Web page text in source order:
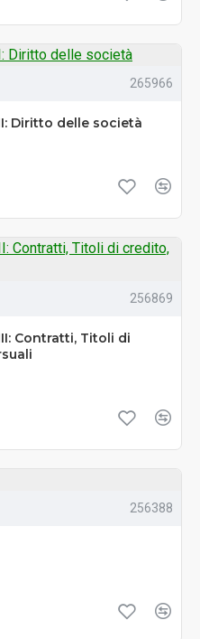
265966
Diritto delle società
256869
Contratti, Titoli di
256388